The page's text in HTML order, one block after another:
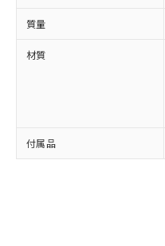
質量
材質
付属品
販売
在庫状況お
事前の承諾
示しないよ
マイパーツ
ビス）をご
メンバーズ
お客様が当
部品在庫の切り
月が前後すること
※2 環境保護使
「ｅ」：有害物質
準値以下であるこ
「10」：通常の
質が外部に漏え
及ぼさない年数を
「－」：未確認
使用いたし
当社は、貴
場合は、上
該第三者に
販売先およ
法に輸出す
り引きをい
たはお
機器販
認くだ
受注生
情報を